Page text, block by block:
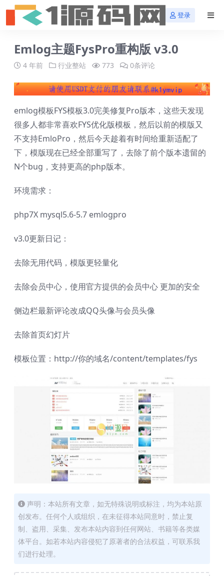
登录
Emlog主题FysPro重构版 v3.0
4 年前 行业整站 773 0条评论
emlog模板FYS模板3.0完美修复Pro版本，这些天发现
很多人都非常喜欢FYS优化版模板，然后以前的模版又
不支持EmloPro，然后今天趁着有时间给重新适配了
下，模版现在已经全部重写了，去除了前个版本遗留的
N个bug，支持更高的php版本。
环境需求：
php7X mysql5.6-5.7 emlogpro
v3.0更新日记：
去除无用代码，模版更轻量化
去除会员中心，使用官方提供的会员中心 更加的安全
侧边栏最新评论改成QQ头像与会员头像
去除首页幻灯片
模板位置：http://你的域名/content/templates/fys
声明：本站所有文章，如无特殊说明或标注，均为本站原
创发布。任何个人或组织，在未征得本站同意时，禁止复
制、盗用、采集、发布本站内容到任何网站、书籍等各类媒
体平台。如若本站内容侵犯了原著者的合法权益，可联系我
们进行处理。